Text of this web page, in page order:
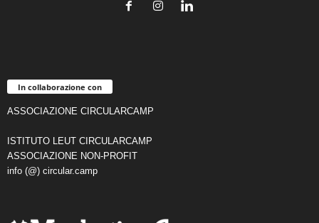
In collaborazione con
ASSOCIAZIONE CIRCULARCAMP
ISTITUTO LEUT CIRCULARCAMP
ASSOCIAZIONE NON-PROFIT
info (@) circular.camp